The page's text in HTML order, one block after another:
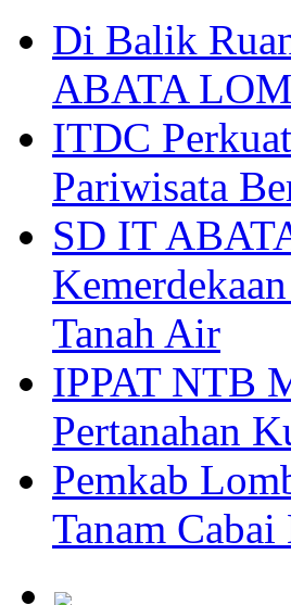
Di Balik
ABATA
ITDC
Pariwisata
SD IT
Tanah Air
IPPAT NTB
Pertanahan
Pemkab
Tanam